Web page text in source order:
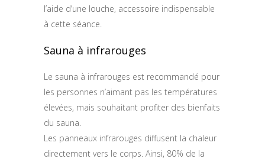
l’aide d’une louche, accessoire indispensable
à cette séance.
Sauna à infrarouges
Le sauna à infrarouges est recommandé pour
les personnes n’aimant pas les températures
élevées, mais souhaitant profiter des bienfaits
du sauna.
Les panneaux infrarouges diffusent la chaleur
directement vers le corps. Ainsi, 80% de la